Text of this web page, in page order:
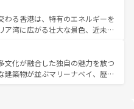
、ベトナムコーヒーなどは、ぜ
の地域を訪れてもあたたかい人々
ので、きっと忘れられない旅にな
部ではチェンマイなどの山岳地
部ではプーケットやクラビの美し
を楽しむことができる。タイ料理
で、どの季節にも異なる楽しみ
すいタイの人々、仏教を中心とし
光資源が、訪れる旅人を魅了し続
わる香港は、特有のエネルギーを
ア湾に広がる壮大な景色、近未来
るはず。観光スポットが密集し
ろを回れるのも魅力。息をのむよ
験まで、香港を存分に楽しみ尽く
文化が融合した独自の魅力を放つ
建築物が並ぶマリーナベイ、歴史